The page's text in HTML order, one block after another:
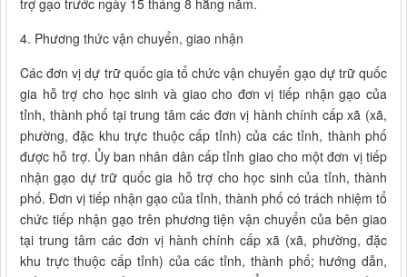
trợ gạo trước ngày 15 tháng 8 hằng năm.
4. Phương thức vận chuyển, giao nhận
Các đơn vị dự trữ quốc gia tổ chức vận chuyển gạo dự trữ quốc
gia hỗ trợ cho học sinh và giao cho đơn vị tiếp nhận gạo của
tỉnh, thành phố tại trung tâm các đơn vị hành chính cấp xã (xã,
phường, đặc khu trực thuộc cấp tỉnh) của các tỉnh, thành phố
được hỗ trợ. Ủy ban nhân dân cấp tỉnh giao cho một đơn vị tiếp
nhận gạo dự trữ quốc gia hỗ trợ cho học sinh của tỉnh, thành
phố. Đơn vị tiếp nhận gạo của tỉnh, thành phố có trách nhiệm tổ
chức tiếp nhận gạo trên phương tiện vận chuyển của bên giao
tại trung tâm các đơn vị hành chính cấp xã (xã, phường, đặc
khu trực thuộc cấp tỉnh) của các tỉnh, thành phố; hướng dẫn,